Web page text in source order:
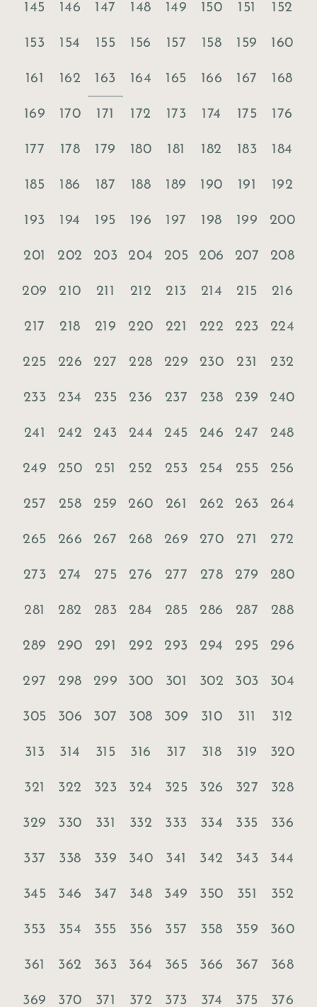
145 146 147 148 149 150 151 152
153 154 155 156 157 158 159 160
161 162 163 164 165 166 167 168
169 170 171 172 173 174 175 176
177 178 179 180 181 182 183 184
185 186 187 188 189 190 191 192
193 194 195 196 197 198 199 200
201 202 203 204 205 206 207 208
209 210 211 212 213 214 215 216
217 218 219 220 221 222 223 224
225 226 227 228 229 230 231 232
233 234 235 236 237 238 239 240
241 242 243 244 245 246 247 248
249 250 251 252 253 254 255 256
257 258 259 260 261 262 263 264
265 266 267 268 269 270 271 272
273 274 275 276 277 278 279 280
281 282 283 284 285 286 287 288
289 290 291 292 293 294 295 296
297 298 299 300 301 302 303 304
305 306 307 308 309 310 311 312
313 314 315 316 317 318 319 320
321 322 323 324 325 326 327 328
329 330 331 332 333 334 335 336
337 338 339 340 341 342 343 344
345 346 347 348 349 350 351 352
353 354 355 356 357 358 359 360
361 362 363 364 365 366 367 368
369 370 371 372 373 374 375 376